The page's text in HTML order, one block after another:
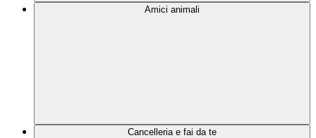
Amici animali
Cancelleria e fai da te